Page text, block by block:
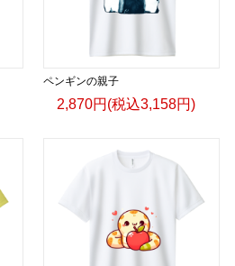
ペンギンの親子
2,870円(税込3,158円)